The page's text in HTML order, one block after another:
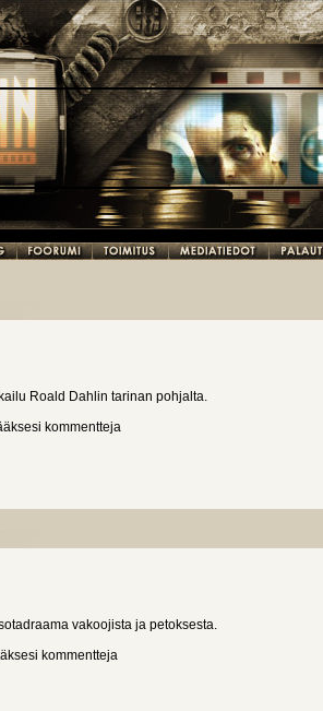
Roald Dahlin tarinan pohjalta.
kommentteja
vakoojista ja petoksesta.
kommentteja